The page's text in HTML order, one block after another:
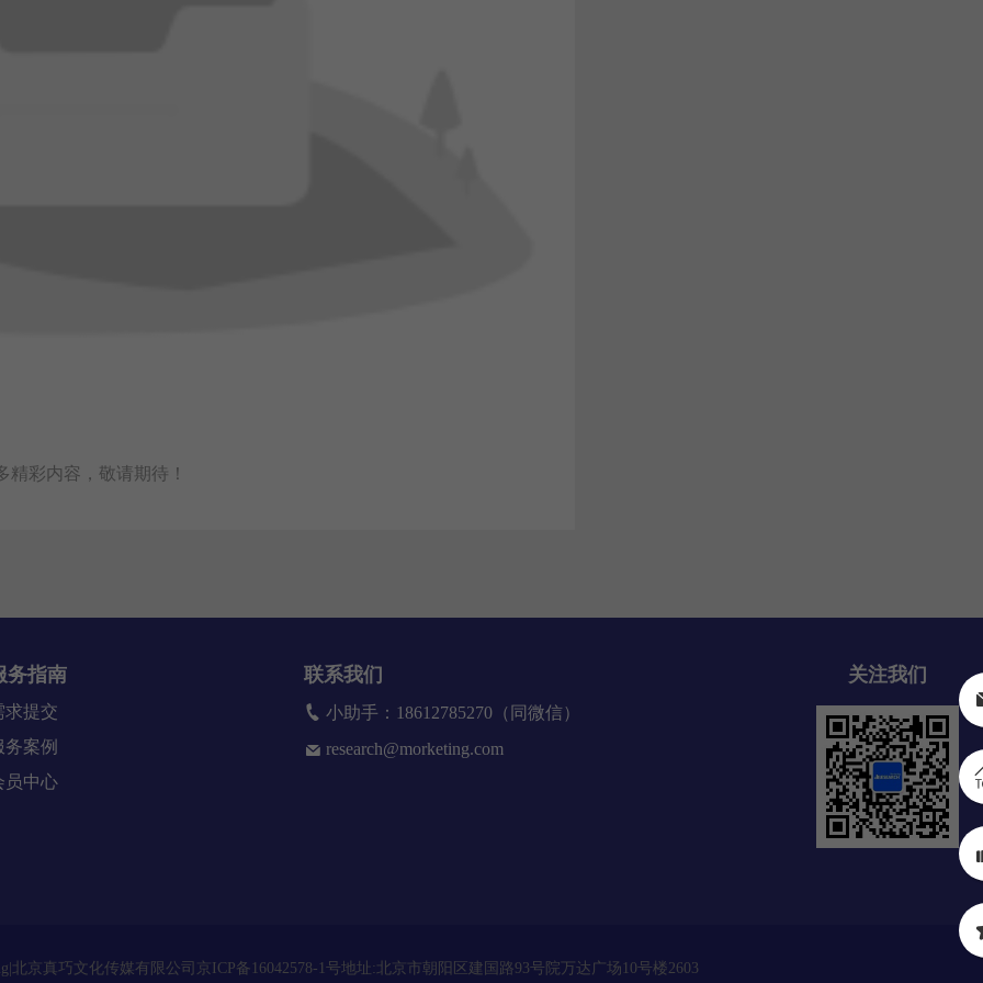
精彩内容，敬请期待！
务指南
求提交
务案例
员中心
联系我们
小助手：18612785270（同微信）
research@morketing.com
关注我们
北京真巧文化传媒有限公司京ICP备16042578-1号地址:北京市朝阳区建国路93号院万达广场10号楼2603